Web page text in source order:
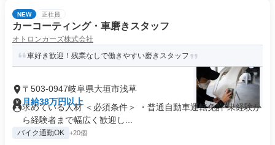
NEW 正社員
カーコーティング・車磨きスタッフ
オトロンカーズ株式会社
車好き歓迎！残業なしで働きやすい磨きスタッフ
〒503-0947岐阜県大垣市浅草
月給38万円以上
求めている人材 ＜必須条件＞ ・普通自動車運転免許 未経験か
ら経験者まで幅広く歓迎し...
バイク通勤OK +20個